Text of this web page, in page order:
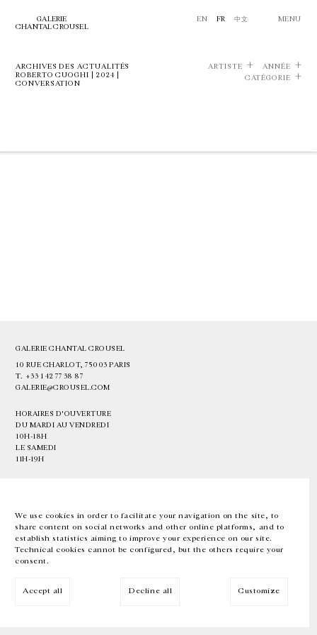
We use cookies in order to facilitate your navigation on the site, to
share content on social networks and other online platforms, and to
establish statistics aiming to improve your experience on our site.
Technical cookies cannot be configured, but the others require your
consent.
Accept all Decline all Customize
GALERIE
CHANTAL CROUSEL
EN FR 中文 MENU
ARCHIVES DES ACTUALITÉS
ROBERTO CUOGHI | 2024 |
CONVERSATION
ARTISTE
ANNÉE
CATÉGORIE
GALERIE CHANTAL CROUSEL
10 RUE CHARLOT, 75003 PARIS
T. +33 1 42 77 38 87
GALERIE@CROUSEL.COM
HORAIRES D'OUVERTURE
DU MARDI AU VENDREDI
10H-18H
LE SAMEDI
11H-19H
EN FR 中文 Facebook Instagram
Inscrivez-vous à notre newsletter